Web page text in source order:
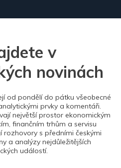
v
novinách
od pondělí do pátku všeobecné
prvky a komentáři.
největší prostor ekonomickým
finančním trhům a servisu
rozhovory s předními českými
a analýzy nejdůležitějších
událostí.